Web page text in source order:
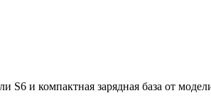
и компактная зарядная база от